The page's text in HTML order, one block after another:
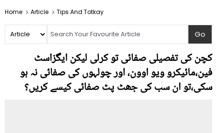
Home Article Tips And Totkay
کچن کی تفصیلی صفائی تو کرلی لیکن ایگزاسٹ
فین،مائیکرو ویو اوون، اور چولہوں کی صفائی نہ ہو
سکی،تو ان سب کی جھٹ پٹ صفائی کیسے کریں؟